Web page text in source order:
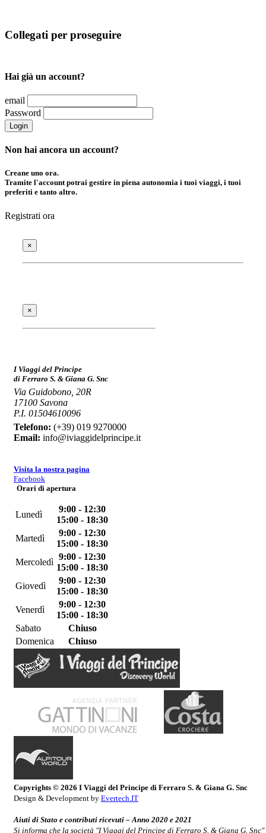
Collegati per proseguire
Hai già un account?
email
Password
Login
Non hai ancora un account?
Creane uno ora.
Tramite l'account potrai gestire in piena autonomia i tuoi viaggi, i tuoi
preferiti e tanto altro.
Registrati ora
×
×
I Viaggi del Principe
di Ferraro S. & Giana G. Snc
Via Guidobono, 20R
17100 Savona
P.I. 01504610096
Telefono: (+39) 019 9270000
Email: info@iviaggidelprincipe.it
Visita la nostra pagina
Facebook
Orari di apertura
Lunedì
9:00 - 12:30
15:00 - 18:30
Martedì
9:00 - 12:30
15:00 - 18:30
Mercoledì
9:00 - 12:30
15:00 - 18:30
Giovedì
9:00 - 12:30
15:00 - 18:30
Venerdì
9:00 - 12:30
15:00 - 18:30
Sabato
Chiuso
Domenica
Chiuso
Copyrights © 2026 I Viaggi del Principe di Ferraro S. & Giana G. Snc
Design & Development by Evertech.IT
Aiuti di Stato e contributi ricevuti – Anno 2020 e 2021
Si informa che la società "I Viaggi del Principe di Ferraro S. & Giana G. Snc"